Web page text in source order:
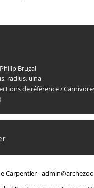
Brugal
, radius, ulna
de référence/
Carpentier -